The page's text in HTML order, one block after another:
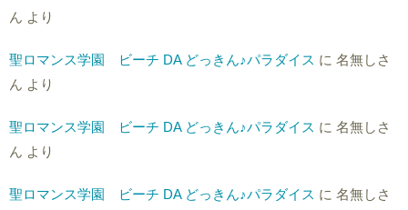
ん より
聖ロマンス学園 ビーチ DA どっきん♪パラダイス に 名無しさ
ん より
聖ロマンス学園 ビーチ DA どっきん♪パラダイス に 名無しさ
ん より
聖ロマンス学園 ビーチ DA どっきん♪パラダイス に 名無しさ